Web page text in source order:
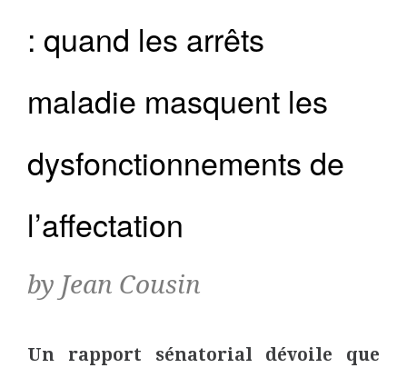
: quand les arrêts
maladie masquent les
dysfonctionnements de
l’affectation
by Jean Cousin
Un rapport sénatorial dévoile que